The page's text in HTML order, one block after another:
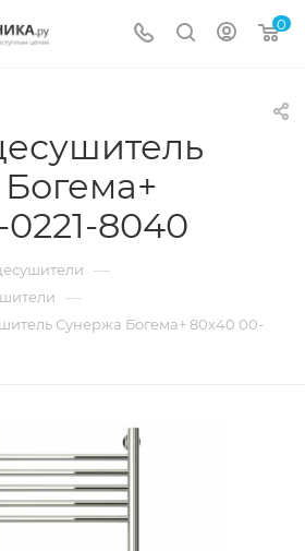
0
8040
—
—
Сунержа Богема+ 80x40 00-